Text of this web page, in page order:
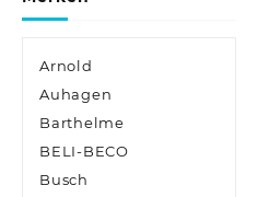
Arnold
Auhagen
Barthelme
BELI-BECO
Busch